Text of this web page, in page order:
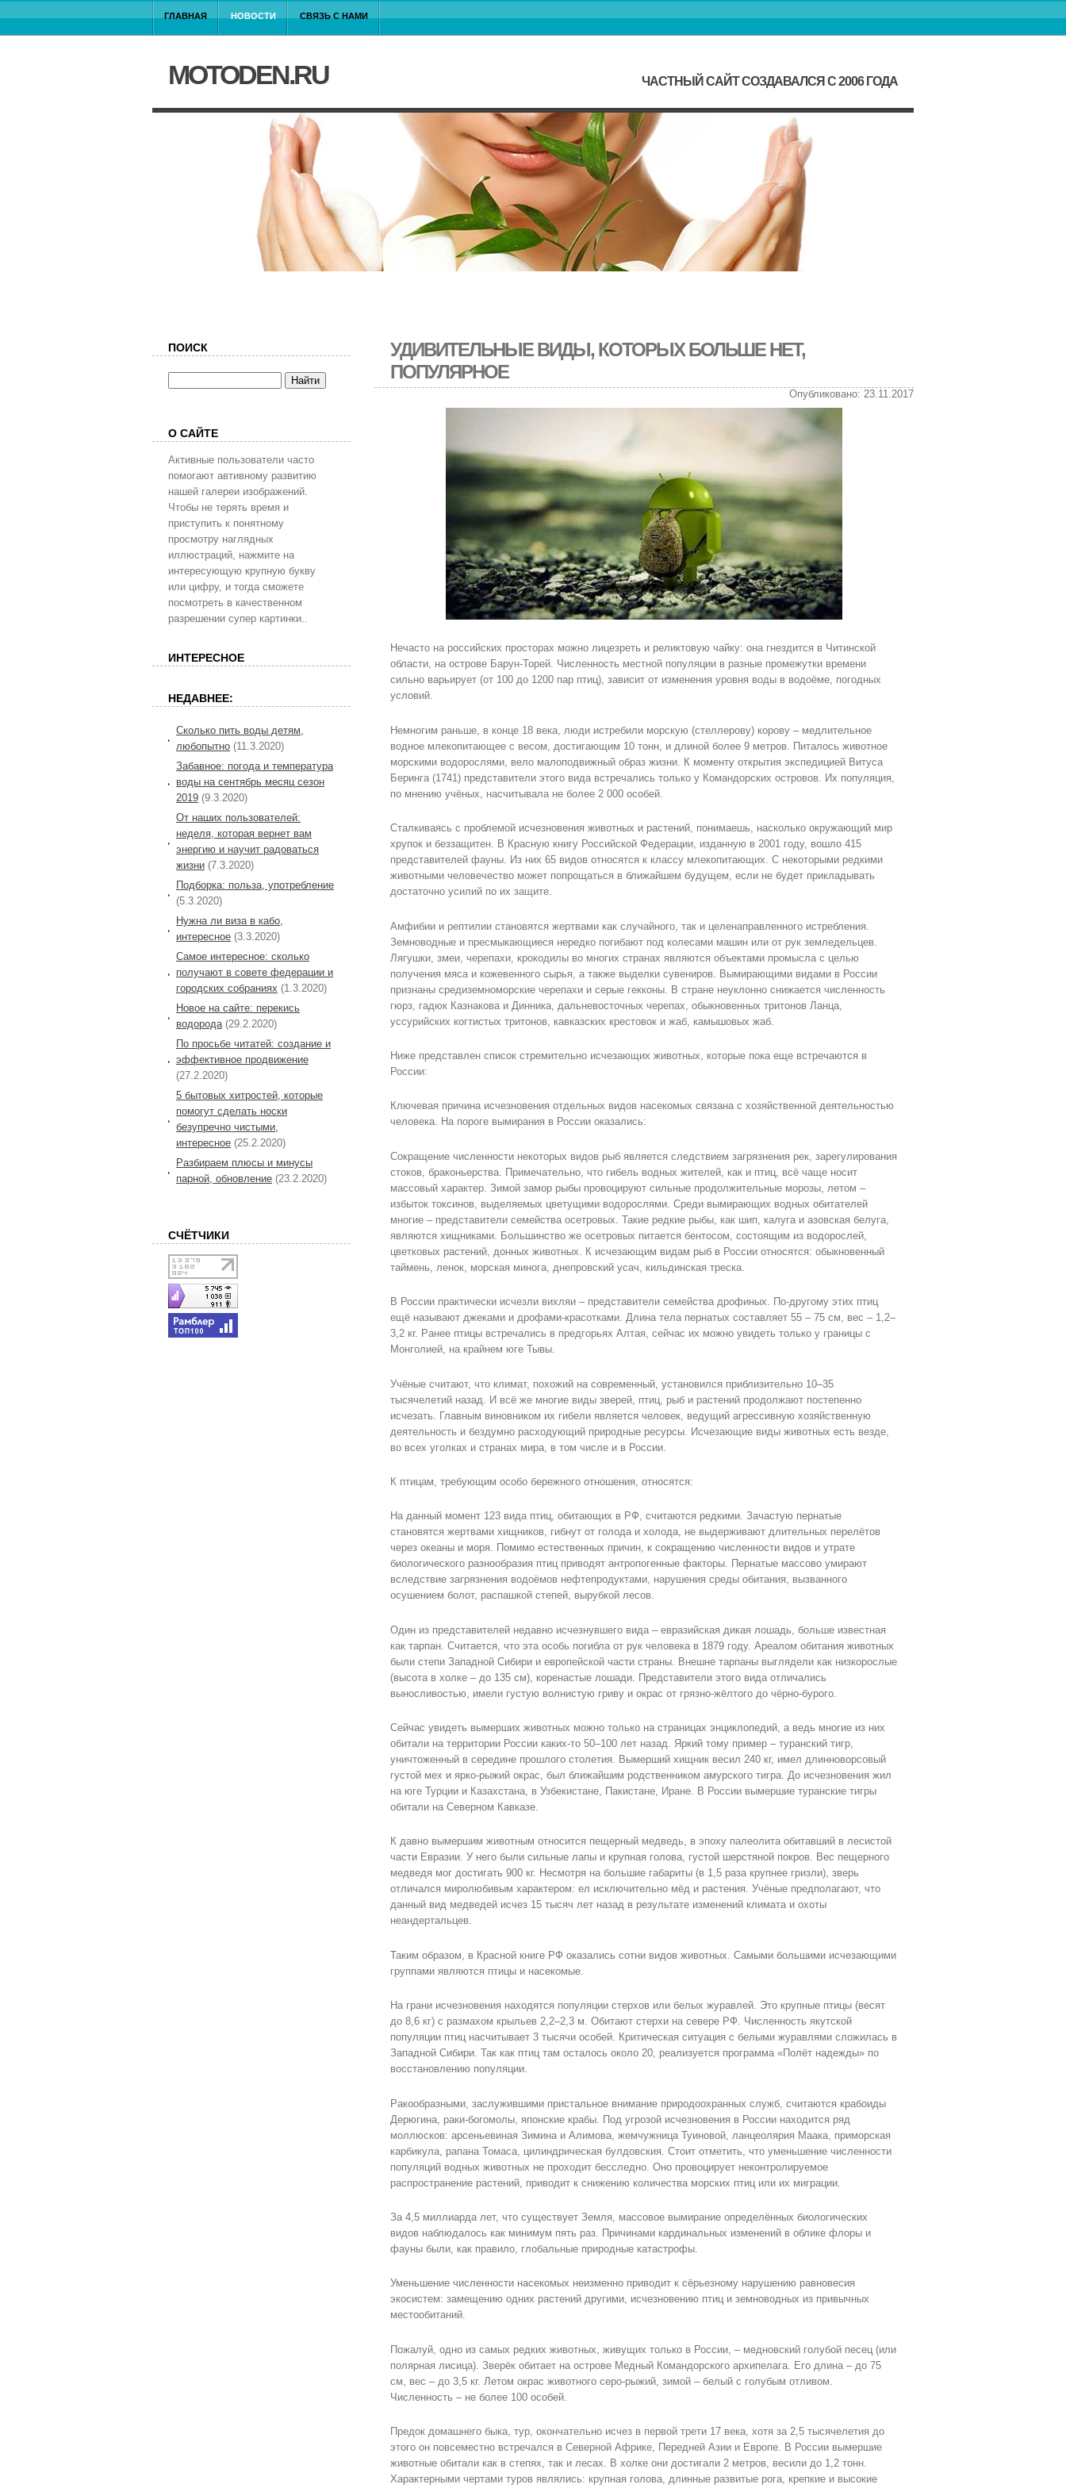
ГЛАВНАЯ НОВОСТИ СВЯЗЬ С НАМИ
MOTODEN.RU ЧАСТНЫЙ САЙТ СОЗДАВАЛСЯ С 2006 ГОДА
УДИВИТЕЛЬНЫЕ ВИДЫ, КОТОРЫХ БОЛЬШЕ НЕТ,
ПОПУЛЯРНОЕ
Опубликовано: 23.11.2017
Нечасто на российских просторах можно лицезреть и реликтовую чайку: она гнездится в Читинской
области, на острове Барун-Торей. Численность местной популяции в разные промежутки времени
сильно варьирует (от 100 до 1200 пар птиц), зависит от изменения уровня воды в водоёме, погодных
условий.
Немногим раньше, в конце 18 века, люди истребили морскую (стеллерову) корову – медлительное
водное млекопитающее с весом, достигающим 10 тонн, и длиной более 9 метров. Питалось животное
морскими водорослями, вело малоподвижный образ жизни. К моменту открытия экспедицией Витуса
Беринга (1741) представители этого вида встречались только у Командорских островов. Их популяция,
по мнению учёных, насчитывала не более 2 000 особей.
Сталкиваясь с проблемой исчезновения животных и растений, понимаешь, насколько окружающий мир
хрупок и беззащитен. В Красную книгу Российской Федерации, изданную в 2001 году, вошло 415
представителей фауны. Из них 65 видов относятся к классу млекопитающих. С некоторыми редкими
животными человечество может попрощаться в ближайшем будущем, если не будет прикладывать
достаточно усилий по их защите.
Амфибии и рептилии становятся жертвами как случайного, так и целенаправленного истребления.
Земноводные и пресмыкающиеся нередко погибают под колесами машин или от рук земледельцев.
Лягушки, змеи, черепахи, крокодилы во многих странах являются объектами промысла с целью
получения мяса и кожевенного сырья, а также выделки сувениров. Вымирающими видами в России
признаны средиземноморские черепахи и серые гекконы. В стране неуклонно снижается численность
гюрз, гадюк Казнакова и Динника, дальневосточных черепах, обыкновенных тритонов Ланца,
уссурийских когтистых тритонов, кавказских крестовок и жаб, камышовых жаб.
Ниже представлен список стремительно исчезающих животных, которые пока еще встречаются в
России:
Ключевая причина исчезновения отдельных видов насекомых связана с хозяйственной деятельностью
человека. На пороге вымирания в России оказались:
Сокращение численности некоторых видов рыб является следствием загрязнения рек, зарегулирования
стоков, браконьерства. Примечательно, что гибель водных жителей, как и птиц, всё чаще носит
массовый характер. Зимой замор рыбы провоцируют сильные продолжительные морозы, летом –
избыток токсинов, выделяемых цветущими водорослями. Среди вымирающих водных обитателей
многие – представители семейства осетровых. Такие редкие рыбы, как шип, калуга и азовская белуга,
являются хищниками. Большинство же осетровых питается бентосом, состоящим из водорослей,
цветковых растений, донных животных. К исчезающим видам рыб в России относятся: обыкновенный
таймень, ленок, морская минога, днепровский усач, кильдинская треска.
В России практически исчезли вихляи – представители семейства дрофиных. По-другому этих птиц
ещё называют джеками и дрофами-красотками. Длина тела пернатых составляет 55 – 75 см, вес – 1,2–
3,2 кг. Ранее птицы встречались в предгорьях Алтая, сейчас их можно увидеть только у границы с
Монголией, на крайнем юге Тывы.
Учёные считают, что климат, похожий на современный, установился приблизительно 10–35
тысячелетий назад. И всё же многие виды зверей, птиц, рыб и растений продолжают постепенно
исчезать. Главным виновником их гибели является человек, ведущий агрессивную хозяйственную
деятельность и бездумно расходующий природные ресурсы. Исчезающие виды животных есть везде,
во всех уголках и странах мира, в том числе и в России.
К птицам, требующим особо бережного отношения, относятся:
На данный момент 123 вида птиц, обитающих в РФ, считаются редкими. Зачастую пернатые
становятся жертвами хищников, гибнут от голода и холода, не выдерживают длительных перелётов
через океаны и моря. Помимо естественных причин, к сокращению численности видов и утрате
биологического разнообразия птиц приводят антропогенные факторы. Пернатые массово умирают
вследствие загрязнения водоёмов нефтепродуктами, нарушения среды обитания, вызванного
осушением болот, распашкой степей, вырубкой лесов.
Один из представителей недавно исчезнувшего вида – евразийская дикая лошадь, больше известная
как тарпан. Считается, что эта особь погибла от рук человека в 1879 году. Ареалом обитания животных
были степи Западной Сибири и европейской части страны. Внешне тарпаны выглядели как низкорослые
(высота в холке – до 135 см), коренастые лошади. Представители этого вида отличались
выносливостью, имели густую волнистую гриву и окрас от грязно-жёлтого до чёрно-бурого.
Сейчас увидеть вымерших животных можно только на страницах энциклопедий, а ведь многие из них
обитали на территории России каких-то 50–100 лет назад. Яркий тому пример – туранский тигр,
уничтоженный в середине прошлого столетия. Вымерший хищник весил 240 кг, имел длинноворсовый
густой мех и ярко-рыжий окрас, был ближайшим родственником амурского тигра. До исчезновения жил
на юге Турции и Казахстана, в Узбекистане, Пакистане, Иране. В России вымершие туранские тигры
обитали на Северном Кавказе.
К давно вымершим животным относится пещерный медведь, в эпоху палеолита обитавший в лесистой
части Евразии. У него были сильные лапы и крупная голова, густой шерстяной покров. Вес пещерного
медведя мог достигать 900 кг. Несмотря на большие габариты (в 1,5 раза крупнее гризли), зверь
отличался миролюбивым характером: ел исключительно мёд и растения. Учёные предполагают, что
данный вид медведей исчез 15 тысяч лет назад в результате изменений климата и охоты
неандертальцев.
Таким образом, в Красной книге РФ оказались сотни видов животных. Самыми большими исчезающими
группами являются птицы и насекомые.
На грани исчезновения находятся популяции стерхов или белых журавлей. Это крупные птицы (весят
до 8,6 кг) с размахом крыльев 2,2–2,3 м. Обитают стерхи на севере РФ. Численность якутской
популяции птиц насчитывает 3 тысячи особей. Критическая ситуация с белыми журавлями сложилась в
Западной Сибири. Так как птиц там осталось около 20, реализуется программа «Полёт надежды» по
восстановлению популяции.
Ракообразными, заслужившими пристальное внимание природоохранных служб, считаются крабоиды
Дерюгина, раки-богомолы, японские крабы. Под угрозой исчезновения в России находится ряд
моллюсков: арсеньевиная Зимина и Алимова, жемчужница Туиновой, ланцеолярия Маака, приморская
карбикула, рапана Томаса, цилиндрическая булдовския. Стоит отметить, что уменьшение численности
популяций водных животных не проходит бесследно. Оно провоцирует неконтролируемое
распространение растений, приводит к снижению количества морских птиц или их миграции.
За 4,5 миллиарда лет, что существует Земля, массовое вымирание определённых биологических
видов наблюдалось как минимум пять раз. Причинами кардинальных изменений в облике флоры и
фауны были, как правило, глобальные природные катастрофы.
Уменьшение численности насекомых неизменно приводит к сёрьезному нарушению равновесия
экосистем: замещению одних растений другими, исчезновению птиц и земноводных из привычных
местообитаний.
Пожалуй, одно из самых редких животных, живущих только в России, – медновский голубой песец (или
полярная лисица). Зверёк обитает на острове Медный Командорского архипелага. Его длина – до 75
см, вес – до 3,5 кг. Летом окрас животного серо-рыжий, зимой – белый с голубым отливом.
Численность – не более 100 особей.
Предок домашнего быка, тур, окончательно исчез в первой трети 17 века, хотя за 2,5 тысячелетия до
этого он повсеместно встречался в Северной Африке, Передней Азии и Европе. В России вымершие
животные обитали как в степях, так и лесах. В холке они достигали 2 метров, весили до 1,2 тонн.
Характерными чертами туров являлись: крупная голова, длинные развитые рога, крепкие и высокие
ПОИСК
О САЙТЕ
Активные пользователи часто
помогают автивному развитию
нашей галереи изображений.
Чтобы не терять время и
приступить к понятному
просмотру наглядных
иллюстраций, нажмите на
интересующую крупную букву
или цифру, и тогда сможете
посмотреть в качественном
разрешении супер картинки..
ИНТЕРЕСНОЕ
НЕДАВНЕЕ:
Сколько пить воды детям,
любопытно (11.3.2020)
Забавное: погода и температура
воды на сентябрь месяц сезон
2019 (9.3.2020)
От наших пользователей:
неделя, которая вернет вам
энергию и научит радоваться
жизни (7.3.2020)
Подборка: польза, употребление
(5.3.2020)
Нужна ли виза в кабо,
интересное (3.3.2020)
Самое интересное: сколько
получают в совете федерации и
городских собраниях (1.3.2020)
Новое на сайте: перекись
водорода (29.2.2020)
По просьбе читатей: создание и
эффективное продвижение
(27.2.2020)
5 бытовых хитростей, которые
помогут сделать носки
безупречно чистыми,
интересное (25.2.2020)
Разбираем плюсы и минусы
парной, обновление (23.2.2020)
СЧЁТЧИКИ